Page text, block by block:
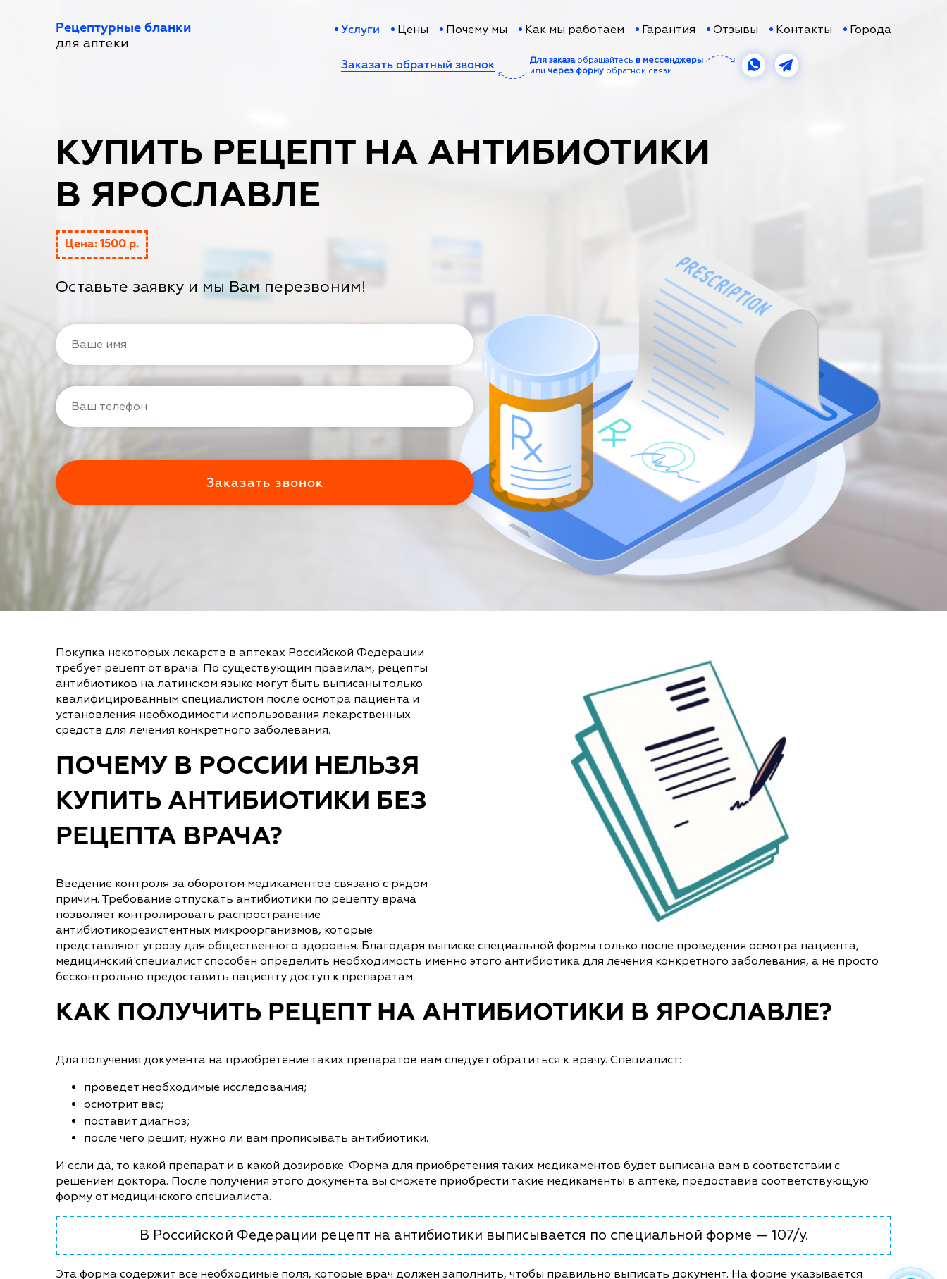
Рецептурные бланки
для аптеки
Услуги Цены Почему мы Как мы работаем Гарантия Отзывы Контакты Города
Заказать обратный звонок Для заказаобращайтесь в мессенджеры
или через форму обратной связи
КУПИТЬ РЕЦЕПТ НА АНТИБИОТИКИ
В ЯРОСЛАВЛЕ
Цена: 1500 р.
Оставьте заявку и мы Вам перезвоним!
Покупка некоторых лекарств в аптеках Российской Федерации
требует рецепт от врача. По существующим правилам, рецепты
антибиотиков на латинском языке могут быть выписаны только
квалифицированным специалистом после осмотра пациента и
установления необходимости использования лекарственных
средств для лечения конкретного заболевания.
ПОЧЕМУ В РОССИИ НЕЛЬЗЯ
КУПИТЬ АНТИБИОТИКИ БЕЗ
РЕЦЕПТА ВРАЧА?
Введение контроля за оборотом медикаментов связано с рядом
причин. Требование отпускать антибиотики по рецепту врача
позволяет контролировать распространение
антибиотикорезистентных микроорганизмов, которые
представляют угрозу для общественного здоровья. Благодаря выписке специальной формы только после проведения осмотра пациента,
медицинский специалист способен определить необходимость именно этого антибиотика для лечения конкретного заболевания, а не просто
бесконтрольно предоставить пациенту доступ к препаратам.
КАК ПОЛУЧИТЬ РЕЦЕПТ НА АНТИБИОТИКИ В ЯРОСЛАВЛЕ?
Для получения документа на приобретение таких препаратов вам следует обратиться к врачу. Специалист:
проведет необходимые исследования;
осмотрит вас;
поставит диагноз;
после чего решит, нужно ли вам прописывать антибиотики.
И если да, то какой препарат и в какой дозировке. Форма для приобретения таких медикаментов будет выписана вам в соответствии с
решением доктора. После получения этого документа вы сможете приобрести такие медикаменты в аптеке, предоставив соответствующую
форму от медицинского специалиста.
В Российской Федерации рецепт на антибиотики выписывается по специальной форме — 107/у.
Эта форма содержит все необходимые поля, которые врач должен заполнить, чтобы правильно выписать документ. На форме указывается